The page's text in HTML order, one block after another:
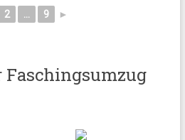
2 ... 9 ►
Faschingsumzug